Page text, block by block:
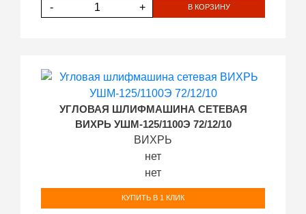
- + В КОРЗИНУ
УГЛОВАЯ ШЛИФМАШИНА СЕТЕВАЯ
ВИХРЬ УШМ-125/1100Э 72/12/10
ВИХРЬ
нет
нет
КУПИТЬ В 1 КЛИК